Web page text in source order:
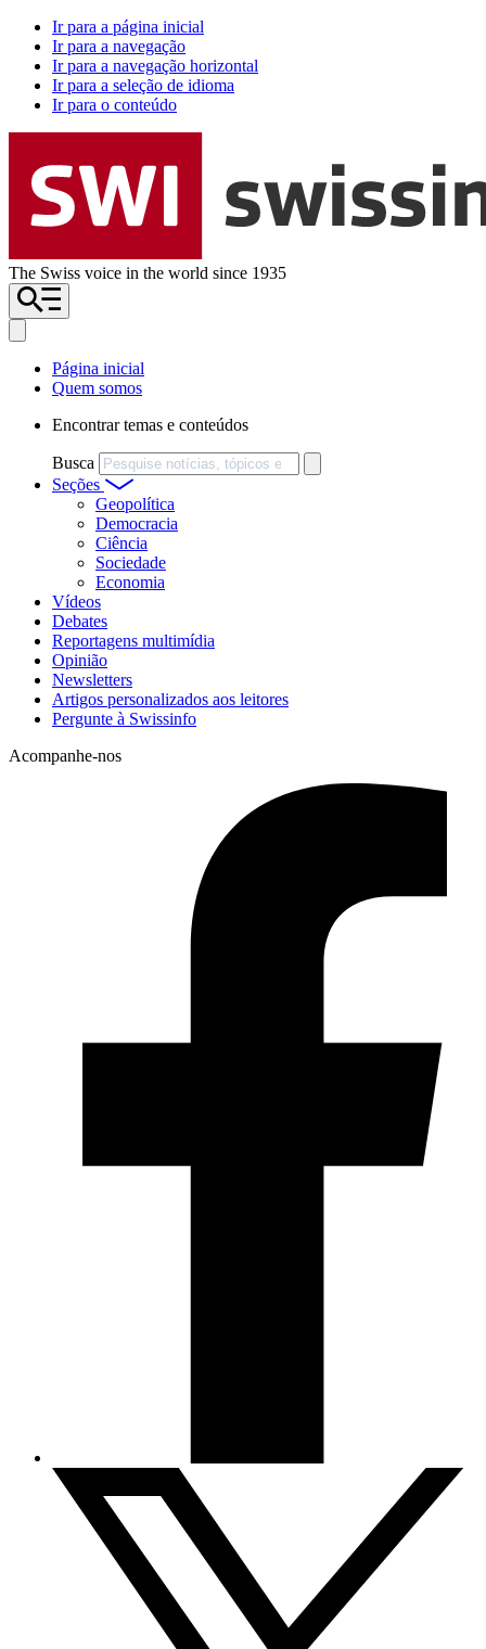
Ir para a página inicial
Ir para a navegação
Ir para a navegação horizontal
Ir para a seleção de idioma
Ir para o conteúdo
The Swiss voice in the world since 1935
Página inicial
Quem somos
Encontrar temas e conteúdos
Busca
Seções
Geopolítica
Democracia
Ciência
Sociedade
Economia
Vídeos
Debates
Reportagens multimídia
Opinião
Newsletters
Artigos personalizados aos leitores
Pergunte à Swissinfo
Acompanhe-nos